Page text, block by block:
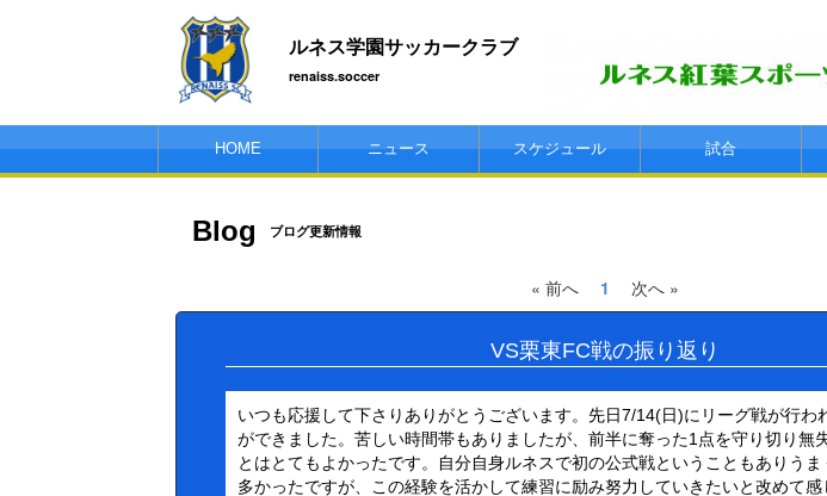
ルネス学園サッカークラブ
renaiss.soccer
HOME ニュース スケジュール 試合
Blog ブログ更新情報
« 前へ 1 次へ »
VS栗東FC戦の振り返り
いつも応援して下さりありがとうございます。先日7/14(日)にリーグ戦が行わ
ができました。苦しい時間帯もありましたが、前半に奪った1点を守り切り無
とはとてもよかったです。自分自身ルネスで初の公式戦ということもありうま
多かったですが、この経験を活かして練習に励み努力していきたいと改めて感